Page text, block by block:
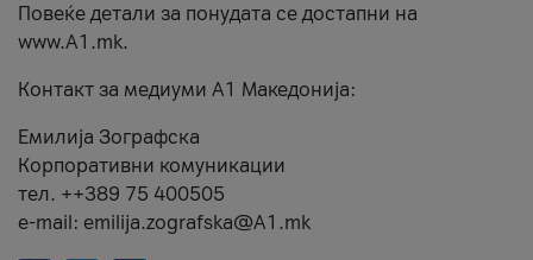
Повеќе детали за понудата се достапни на
www.А1.mk.
Контакт за медиуми А1 Македонија:
Емилија Зографска
Корпоративни комуникации
тел. ++389 75 400505
e-mail: emilija.zografska@A1.mk